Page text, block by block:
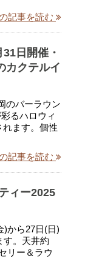
記事を読む
日開催・
カクテルイ
のバーラウン
るハロウィ
れます。個性
記事を読む
ィー2025
)から27日(日)
す。天井約
リー＆ラウ